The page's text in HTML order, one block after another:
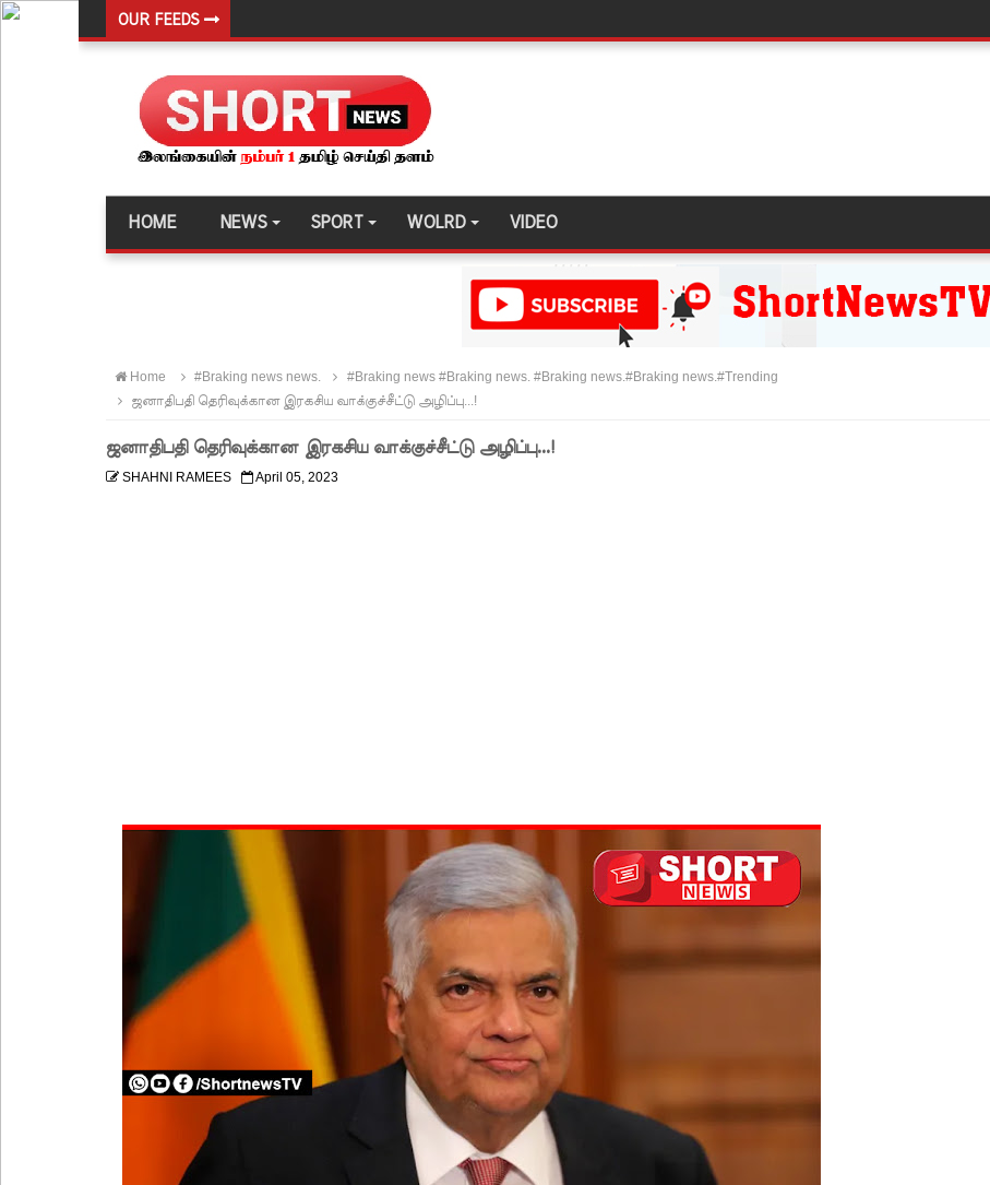
OUR FEEDS
யாழ்.சிறைச்சாலையிலும் விசேட பாதுகாப்பு நடவடிக்கை!
இலங்கை அணியின் பலம் துடுப்பாட்டத்திலேயே உள்ளது!
லலித் - குகன் காணாமற்போன வழக்கு கோட்டாபய ராஜபக்ச செப்டம்பர் 29ஆம் தேதி காணொளி மூலம் சாட்சியமளிக்க
நாட்டில் தொடரும் சிறைக்கலவரங்கள் - முப்படையினருக்கு விடுக்கப்பட்ட அறிவிப்பு!
பேராதனைப் பல்கலை மாணவர்களுக்கான முக்கிய அறிவிப்பு
HOME NEWS SPORT WOLRD VIDEO
Home #Braking news news.
#Braking news #Braking news. #Braking news.#Braking news.#Trending
ஜனாதிபதி தெரிவுக்கான இரகசிய வாக்குச்சீட்டு அழிப்பு...!
ஜனாதிபதி தெரிவுக்கான இரகசிய வாக்குச்சீட்டு அழிப்பு...!
SHAHNI RAMEES April 05, 2023